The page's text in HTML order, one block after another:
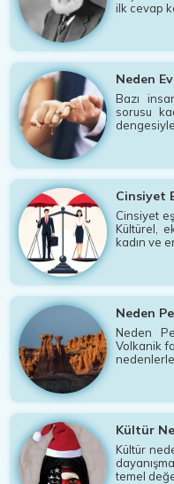
ilk cevap
Neden
Bazı
sorusu
Cinsiyet
Cinsiyet
Kültürel,
kadın ve
Neden
Neden
Volkanik
Kültür
Kültür
temel